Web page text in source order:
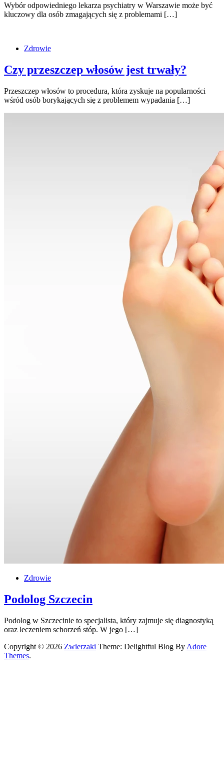
Wybór odpowiedniego lekarza psychiatry w Warszawie może być
kluczowy dla osób zmagających się z problemami […]
Zdrowie
Czy przeszczep włosów jest trwały?
Przeszczep włosów to procedura, która zyskuje na popularności
wśród osób borykających się z problemem wypadania […]
Zdrowie
Podolog Szczecin
Podolog w Szczecinie to specjalista, który zajmuje się diagnostyką
oraz leczeniem schorzeń stóp. W jego […]
Copyright © 2026 Zwierzaki Theme: Delightful Blog By Adore
Themes.